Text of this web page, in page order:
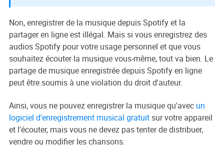
Non, enregistrer de la musique depuis Spotify et la
partager en ligne est illégal. Mais si vous enregistrez des
audios Spotify pour votre usage personnel et que vous
souhaitez écouter la musique vous-même, tout va bien. Le
partage de musique enregistrée depuis Spotify en ligne
peut être soumis à une violation du droit d'auteur.
Ainsi, vous ne pouvez enregistrer la musique qu'avec un
logiciel d'enregistrement musical gratuitsur votre appareil
et l'écouter, mais vous ne devez pas tenter de distribuer,
vendre ou modifier les chansons.